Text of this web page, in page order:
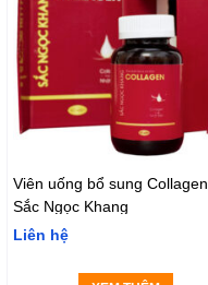
Viên uống bổ sung Collagen
Sắc Ngọc Khang
Liên hệ